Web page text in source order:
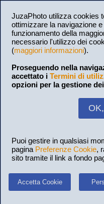
JuzaPhoto utilizza cookies
ottimizzare la navigazione
funzionamento della
necessario l'utilizzo dei
(maggiori informazioni).
Proseguendo nella
accettato i Termini di
opzioni per la gestione
Puoi gestire in qualsiasi
pagina Preferenze Cookie,
sito tramite il link a fondo
Accetta Cookie